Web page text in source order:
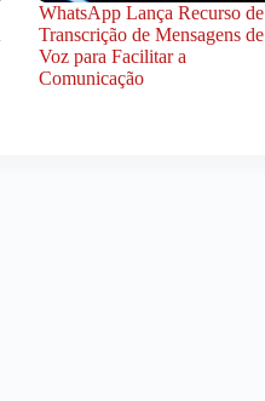
WhatsApp Lança Recurso de
Transcrição de Mensagens de
Voz para Facilitar a
Comunicação